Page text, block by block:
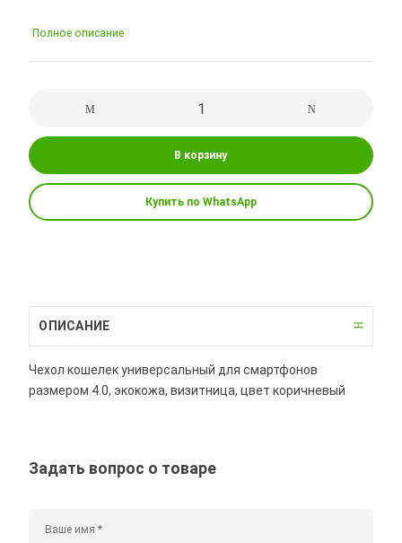
Полное описание
В корзину
Купить по WhatsApp
ОПИСАНИЕ
Чехол кошелек универсальный для смартфонов
размером 4.0, экокожа, визитница, цвет коричневый
Задать вопрос о товаре